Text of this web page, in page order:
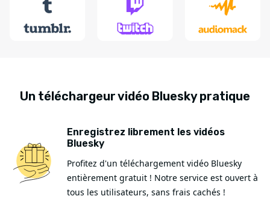
Un téléchargeur vidéo Bluesky pratique
Enregistrez librement les vidéos
Bluesky
Profitez d'un téléchargement vidéo Bluesky
entièrement gratuit ! Notre service est ouvert à
tous les utilisateurs, sans frais cachés !